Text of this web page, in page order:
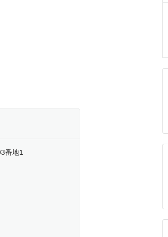
番地1